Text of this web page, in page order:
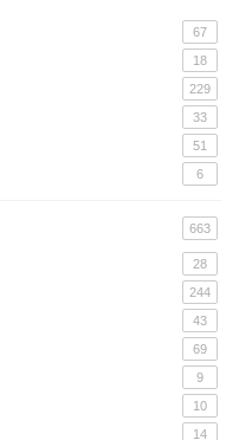
67
18
229
33
51
6
663
28
244
43
69
9
10
14